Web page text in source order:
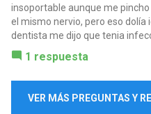
insoportable aunque me
el mismo nervio, pero eso dolía
dentista me dijo que tenia
1 respuesta
VER MÁS PREGUNTAS Y